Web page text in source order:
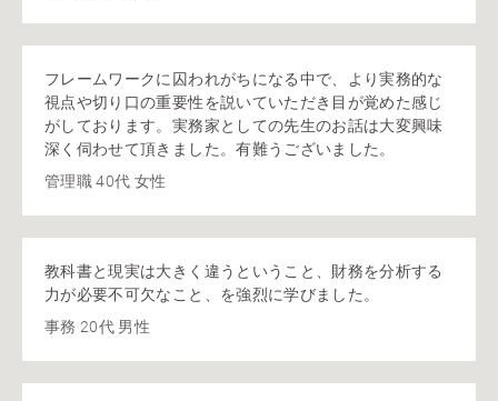
フレームワークに囚われがちになる中で、より実務的な
視点や切り口の重要性を説いていただき目が覚めた感じ
がしております。実務家としての先生のお話は大変興味
深く伺わせて頂きました。有難うございました。
管理職 40代 女性
教科書と現実は大きく違うということ、財務を分析する
力が必要不可欠なこと、を強烈に学びました。
事務 20代 男性